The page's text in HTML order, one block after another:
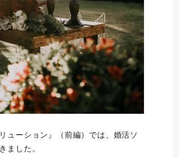
ューション』（前編）では、婚活ソ
ました。